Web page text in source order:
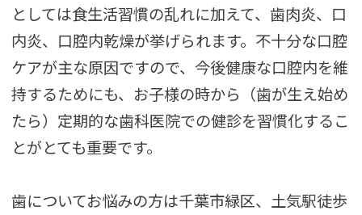
としては食生活習慣の乱れに加えて、歯肉炎、口
内炎、口腔内乾燥が挙げられます。不十分な口腔
ケアが主な原因ですので、今後健康な口腔内を維
持するためにも、お子様の時から（歯が生え始め
たら）定期的な歯科医院での健診を習慣化するこ
とがとても重要です。
歯についてお悩みの方は千葉市緑区、土気駅徒歩